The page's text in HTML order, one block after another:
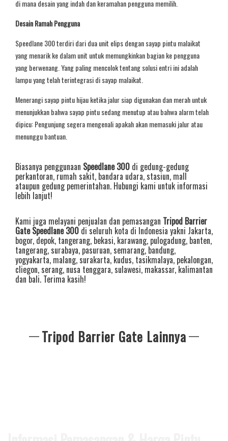
di mana desain yang indah dan keramahan pengguna memilih.
Desain Ramah Pengguna
Speedlane 300 terdiri dari dua unit elips dengan sayap pintu malaikat
yang menarik ke dalam unit untuk memungkinkan bagian ke pengguna
yang berwenang. Yang paling mencolok tentang solusi entri ini adalah
lampu yang telah terintegrasi di sayap malaikat.
Menerangi sayap pintu hijau ketika jalur siap digunakan dan merah untuk
menunjukkan bahwa sayap pintu sedang menutup atau bahwa alarm telah
dipicu: Pengunjung segera mengenali apakah akan memasuki jalur atau
menunggu bantuan.
Biasanya penggunaan Speedlane 300 di gedung-gedung
perkantoran, rumah sakit, bandara udara, stasiun, mall
ataupun gedung pemerintahan. Hubungi kami untuk informasi
lebih lanjut!
Kami juga melayani penjualan dan pemasangan Tripod Barrier
Gate Speedlane 300 di seluruh kota di Indonesia yakni Jakarta,
bogor, depok, tangerang, bekasi, karawang, pulogadung, banten,
tangerang, surabaya, pasuruan, semarang, bandung,
yogyakarta, malang, surakarta, kudus, tasikmalaya, pekalongan,
cliegon, serang, nusa tenggara, sulawesi, makassar, kalimantan
dan bali. Terima kasih!
Tripod Barrier Gate Lainnya